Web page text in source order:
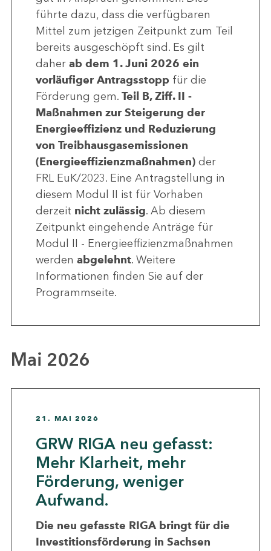
führte dazu, dass die verfügbaren
Mittel zum jetzigen Zeitpunkt zum Teil
bereits ausgeschöpft sind. Es gilt
daherab dem 1. Juni 2026 ein
vorläufiger Antragsstopp für die
Förderung gem. Teil B, Ziff. II -
Maßnahmen zur Steigerung der
Energieeffizienz und Reduzierung
von Treibhausgasemissionen
(Energieeffizienzmaßnahmen)der
FRL EuK/2023. Eine Antragstellung in
diesem Modul II ist für Vorhaben
derzeit nicht zulässig. Ab diesem
Zeitpunkt eingehende Anträge für
Modul II - Energieeffizienzmaßnahmen
werden abgelehnt. Weitere
Informationen finden Sie auf der
Programmseite.
Mai 2026
21. MAI 2026
GRW RIGA neu gefasst:
Mehr Klarheit, mehr
Förderung, weniger
Aufwand.
Die neu gefasste RIGA bringt für die
Investitionsförderung in Sachsen